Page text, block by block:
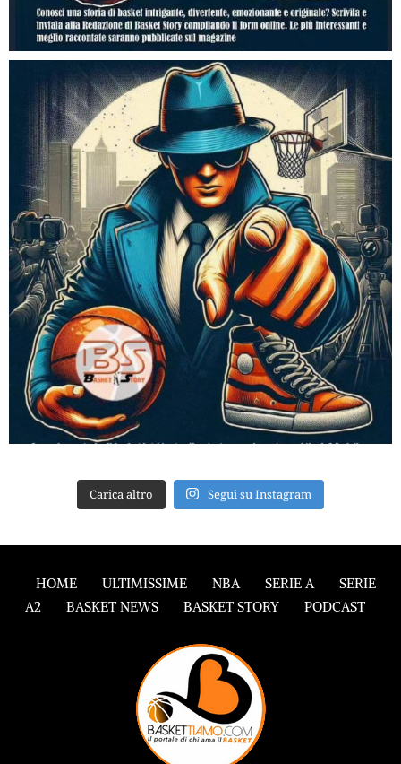
Carica altro Segui su Instagram
HOME ULTIMISSIME NBA SERIE A
SERIE
A2
BASKET NEWS BASKET STORY PODCAST